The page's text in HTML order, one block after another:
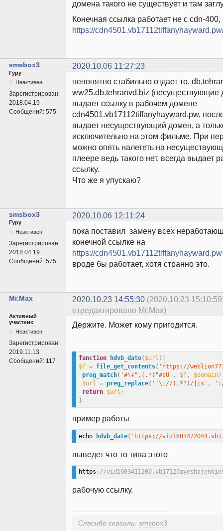
домена такого не существует и там
Конечная ссылка работает не с cdn-400,
https://
smsbox3 2020.10.06 11:27:23
Гуру
Неактивен
Зарегистрирован:
2018.04.19
Сообщений: 575
непонятно стабильно отдает то,
ww25.db.tehranvd.biz (несуществующие
выдает ссылку в рабочем домене
cdn4501.vb17112tiffanyhayward.pw,
выдает несуществующий домен, а
исключительно на этом фильме. При
можно опять налететь на
плеере ведь такого нет, всегда выдает
ссылку.
Что же я упускаю?
smsbox3 2020.10.06 12:11:24
Гуру
Неактивен
Зарегистрирован:
2018.04.19
Сообщений: 575
пока поставил замену всех
конечной ссылке на
https://cdn4501.vb17112tiffanyhayward.pw
вроде бы работает, хотя странно это.
Mr.Max 2020.10.23 14:55:30 (2020.10.23 15:10:59
отредактировано Mr.Max)
Активный
участник
Неактивен
Зарегистрирован:
2019.11.13
Сообщений: 117
Держите. Может кому пригодится.
function hdvb_date( $url ) {
$f = file_get_contents( 'https://
preg_match( '#\+".(.*)"#sU' , $f, $domain)
$url = preg_replace( '|\://(.*?)/|is' ,
return $url ;
}
пример работы
echo hdvb_date( 'https://
выведет что то типа этого
https ://
рабочую ссылку.
Спасибо сказали: smsbox3